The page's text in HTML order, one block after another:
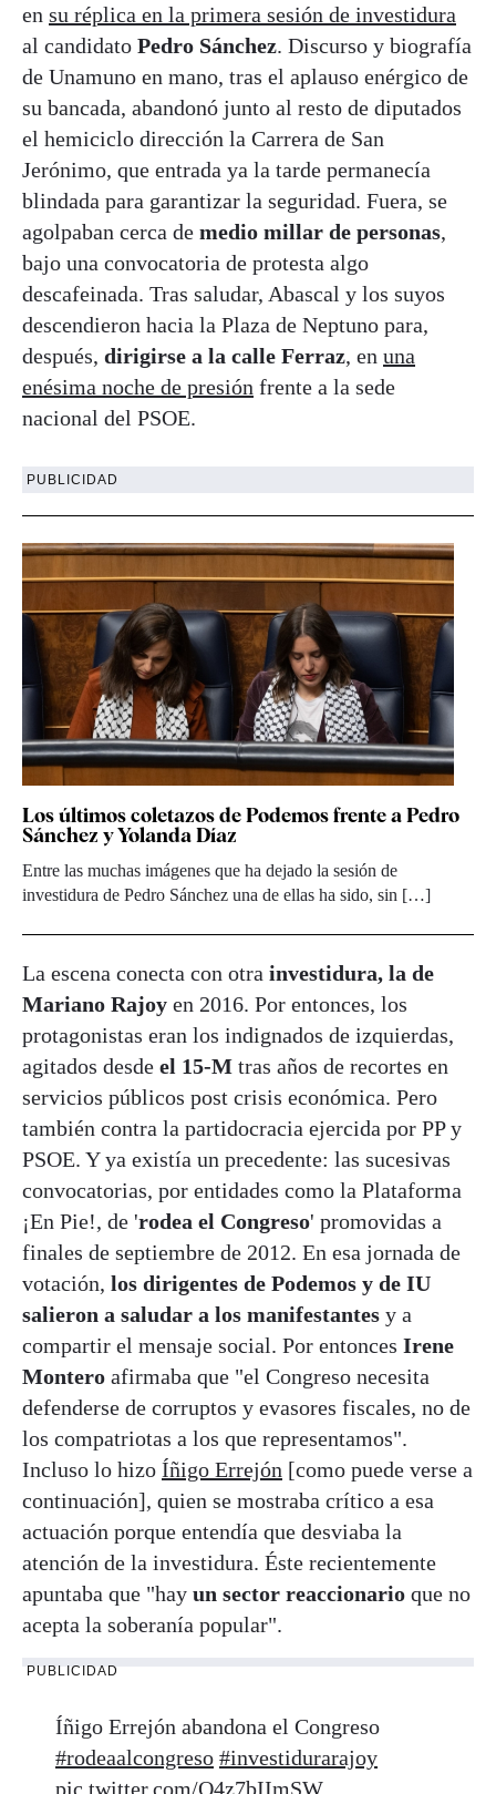
en su réplica en la primera sesión de investidura
al candidato Pedro Sánchez. Discurso y biografía
de Unamuno en mano, tras el aplauso enérgico de
su bancada, abandonó junto al resto de diputados
el hemiciclo dirección la Carrera de San
Jerónimo, que entrada ya la tarde permanecía
blindada para garantizar la seguridad. Fuera, se
agolpaban cerca de medio millar de personas,
bajo una convocatoria de protesta algo
descafeinada. Tras saludar, Abascal y los suyos
descendieron hacia la Plaza de Neptuno para,
después, dirigirse a la calle Ferraz, en una
enésima noche de presión frente a la sede
nacional del PSOE.
PUBLICIDAD
Los últimos coletazos de Podemos frente a Pedro
Sánchez y Yolanda Díaz
Entre las muchas imágenes que ha dejado la sesión de
investidura de Pedro Sánchez una de ellas ha sido, sin […]
La escena conecta con otra investidura, la de
Mariano Rajoy en 2016. Por entonces, los
protagonistas eran los indignados de izquierdas,
agitados desde el 15-M tras años de recortes en
servicios públicos post crisis económica. Pero
también contra la partidocracia ejercida por PP y
PSOE. Y ya existía un precedente: las sucesivas
convocatorias, por entidades como la Plataforma
¡En Pie!, de 'rodea el Congreso' promovidas a
finales de septiembre de 2012. En esa jornada de
votación, los dirigentes de Podemos y de IU
salieron a saludar a los manifestantes y a
compartir el mensaje social. Por entonces Irene
Montero afirmaba que "el Congreso necesita
defenderse de corruptos y evasores fiscales, no de
los compatriotas a los que representamos".
Incluso lo hizo Íñigo Errejón [como puede verse a
continuación], quien se mostraba crítico a esa
actuación porque entendía que desviaba la
atención de la investidura. Éste recientemente
apuntaba que "hay un sector reaccionario que no
acepta la soberanía popular".
PUBLICIDAD
Íñigo Errejón abandona el Congreso
#rodeaalcongreso #investidurarajoy
pic.twitter.com/O4z7bIImSW